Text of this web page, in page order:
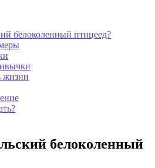
белоколенный птицеед?
жизни
белоколенный